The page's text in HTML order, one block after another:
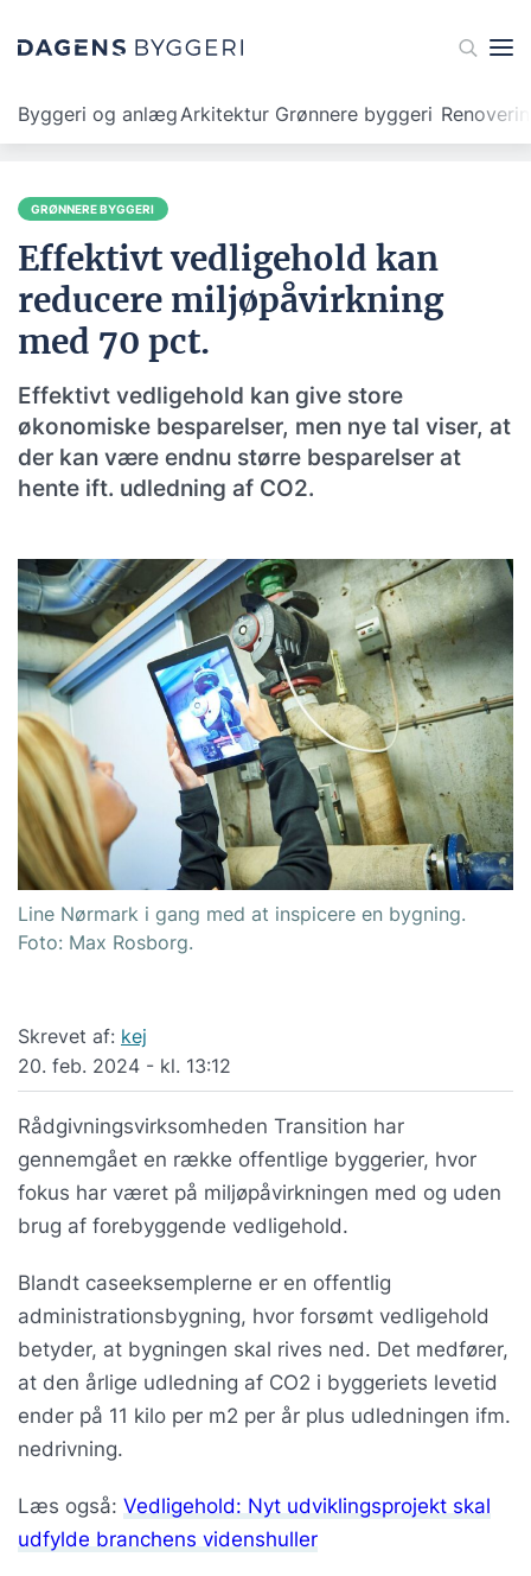
Byggeri og anlægArkitektur Grønnere byggeri
GRØNNERE BYGGERI
Effektivt vedligehold kan
reducere miljøpåvirkning
med 70 pct.
Effektivt vedligehold kan give store
økonomiske besparelser, men nye tal viser, at
der kan være endnu større besparelser at
hente ift. udledning af CO2.
Line Nørmark i gang med at inspicere en bygning.
Foto: Max Rosborg.
Skrevet af: kej
20. feb. 2024 - kl. 13:12
Rådgivningsvirksomheden Transition har
gennemgået en række offentlige byggerier, hvor
fokus har været på miljøpåvirkningen med og uden
brug af forebyggende vedligehold.
Blandt caseeksemplerne er en offentlig
administrationsbygning, hvor forsømt vedligehold
betyder, at bygningen skal rives ned. Det medfører,
at den årlige udledning af CO2 i byggeriets levetid
ender på 11 kilo per m2 per år plus udledningen ifm.
nedrivning.
Læs også: Vedligehold: Nyt udviklingsprojekt skal
udfylde branchens videnshuller